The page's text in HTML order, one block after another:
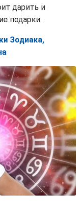
дарить и
подарки.
Зодиака,